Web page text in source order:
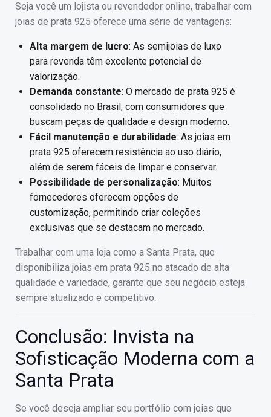
Seja você um lojista ou revendedor online, trabalhar com
joias de prata 925 oferece uma série de vantagens:
Alta margem de lucro: As semijoias de luxo
para revenda têm excelente potencial de
valorização.
Demanda constante: O mercado de prata 925 é
consolidado no Brasil, com consumidores que
buscam peças de qualidade e design moderno.
Fácil manutenção e durabilidade: As joias em
prata 925 oferecem resistência ao uso diário,
além de serem fáceis de limpar e conservar.
Possibilidade de personalização: Muitos
fornecedores oferecem opções de
customização, permitindo criar coleções
exclusivas que se destacam no mercado.
Trabalhar com uma loja como a Santa Prata, que
disponibiliza joias em prata 925 no atacado de alta
qualidade e variedade, garante que seu negócio esteja
sempre atualizado e competitivo.
Conclusão: Invista na
Sofisticação Moderna com a
Santa Prata
Se você deseja ampliar seu portfólio com joias que